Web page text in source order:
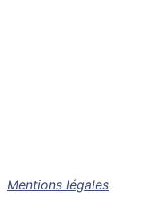
Mentions légales